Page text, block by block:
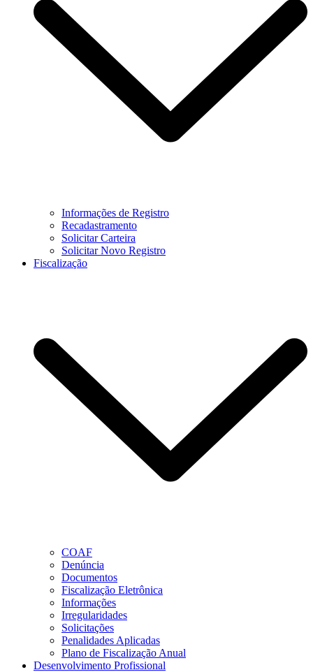
Informações de Registro
Recadastramento
Solicitar Carteira
Solicitar Novo Registro
Fiscalização
COAF
Denúncia
Documentos
Fiscalização Eletrônica
Informações
Irregularidades
Solicitações
Penalidades Aplicadas
Plano de Fiscalização Anual
Desenvolvimento Profissional